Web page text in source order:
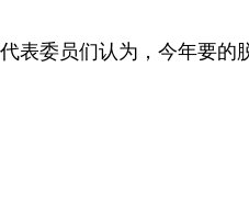
代表委员们认为，今年要的